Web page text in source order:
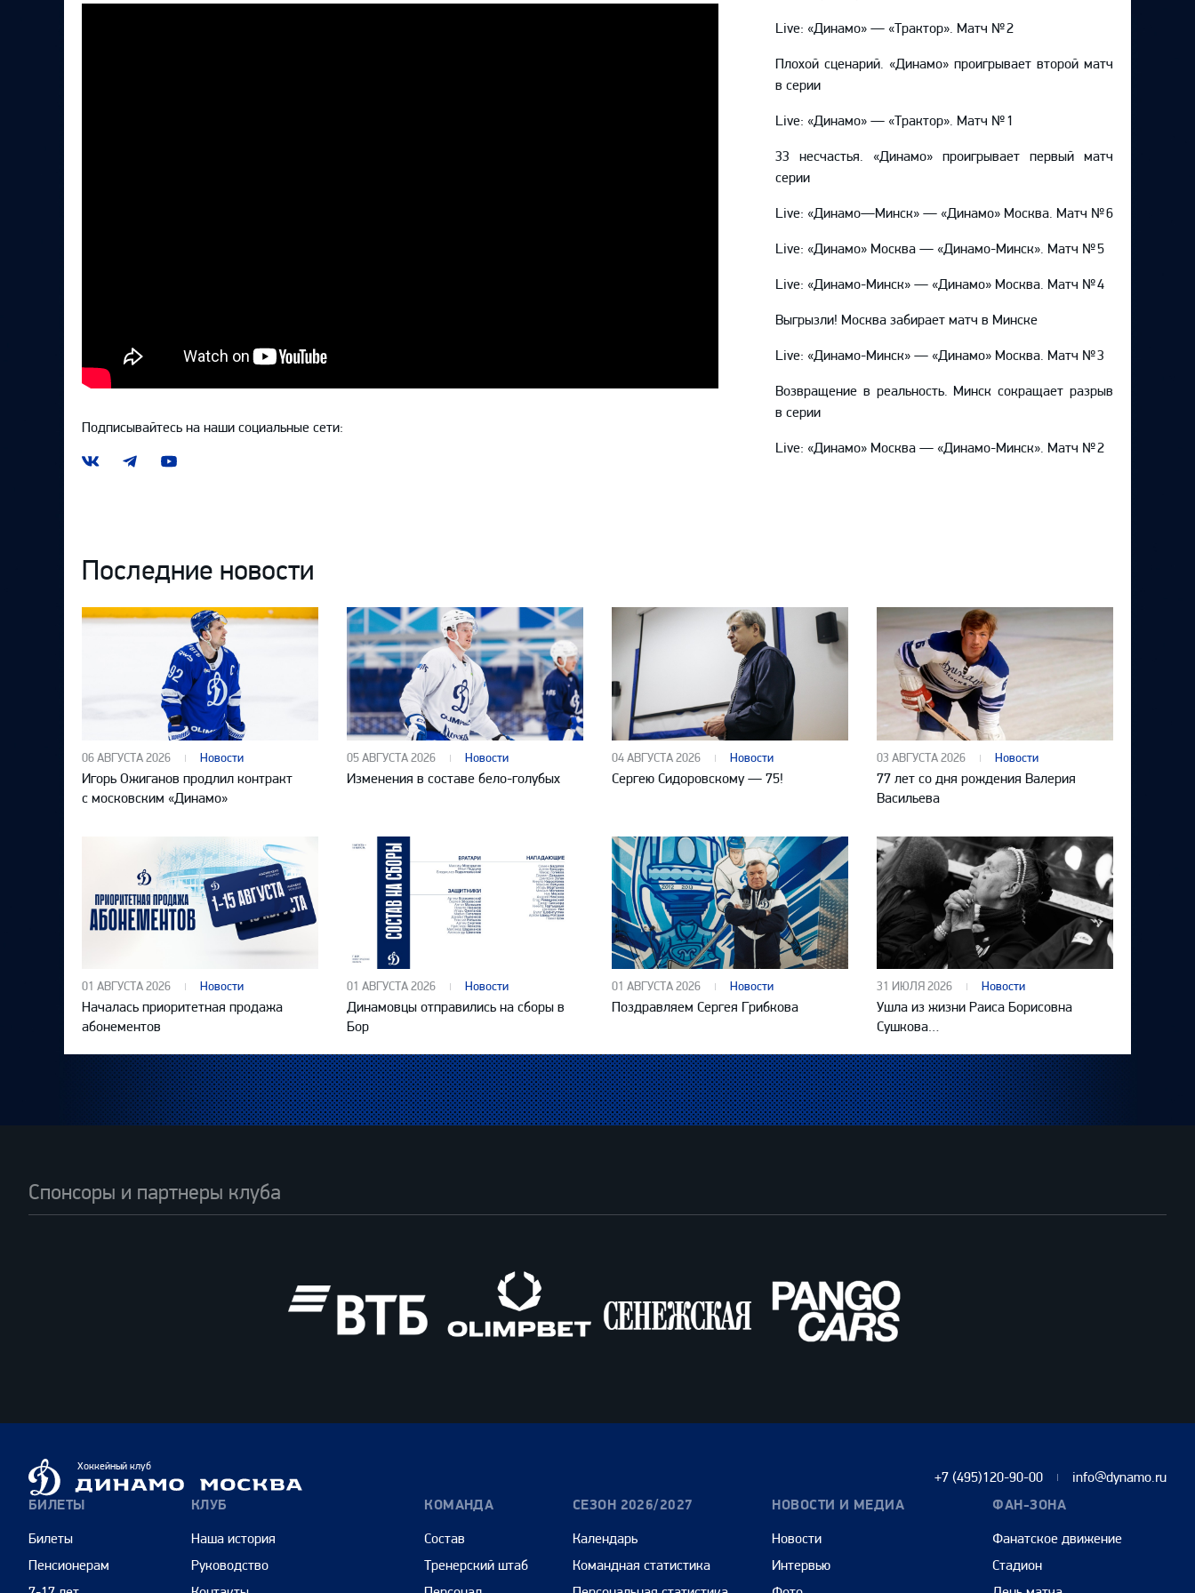
Локомотив Амур
Подписывайтесь на наши социальные сети:
Наша
Наш
Наш
Live: «Динамо» — «Трактор». Матч № 2
Плохой сценарий. «Динамо» проигрывает второй матч
в серии
Live: «Динамо» — «Трактор». Матч № 1
33 несчастья. «Динамо» проигрывает первый матч
серии
Live: «Динамо—Минск» — «Динамо» Москва. Матч № 6
Live: «Динамо» Москва — «Динамо-Минск». Матч № 5
Live: «Динамо-Минск» — «Динамо» Москва. Матч № 4
Выгрызли! Москва забирает матч в Минске
Live: «Динамо-Минск» — «Динамо» Москва. Матч № 3
Возвращение в реальность. Минск сокращает разрыв
в серии
Live: «Динамо» Москва — «Динамо-Минск». Матч № 2
Последние новости
06 АВГУСТА 2026 Новости
Игорь Ожиганов продлил контракт
с московским «Динамо»
05 АВГУСТА 2026 Новости
Изменения в составе бело-голубых
04 АВГУСТА 2026 Новости
Сергею Сидоровскому — 75!
03 АВГУСТА 2026 Новости
77 лет со дня рождения Валерия
Васильева
01 АВГУСТА 2026 Новости
Началась приоритетная продажа
абонементов
01 АВГУСТА 2026 Новости
Динамовцы отправились на сборы в
Бор
01 АВГУСТА 2026 Новости
Поздравляем Сергея Грибкова
31 ИЮЛЯ 2026 Новости
Ушла из жизни Раиса Борисовна
Сушкова…
Спонсоры и партнеры клуба
Динамо
Москва
Хоккейный клуб
+7 (495)120-90-00 info@dynamo.ru
БИЛЕТЫ
Билеты
Пенсионерам
КЛУБ
Наша история
Руководство
КОМАНДА
Состав
Тренерский штаб
СЕЗОН 2026/2027
Календарь
Командная статистика
НОВОСТИ И МЕДИА
Новости
Интервью
ФАН-ЗОНА
Фанатское движение
Стадион